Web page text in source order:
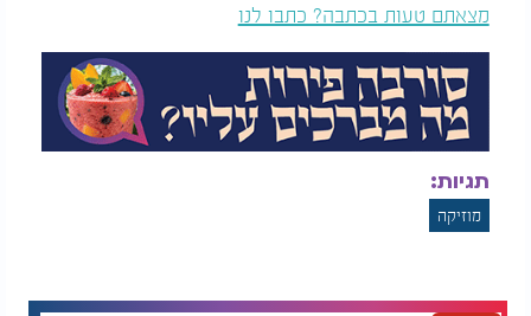
מצאתם טעות בכתבה? כתבו לנו
תגיות:
מוזיקה